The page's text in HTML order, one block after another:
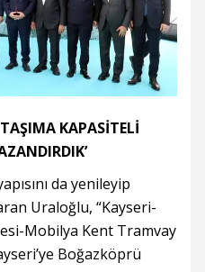
KAPASİTELİ
da yenileyip
Uraloğlu, “Kayseri-
Mobilya Kent Tramvay
Boğazköprü